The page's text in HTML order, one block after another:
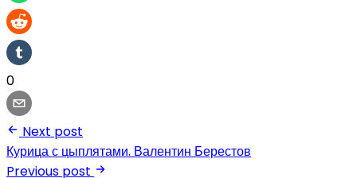
0
Next post
Курица с цыплятами. Валентин Берестов
Previous post